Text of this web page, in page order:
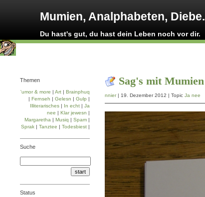
Mumien, Analphabeten, Diebe.
Du hast's gut, du hast dein Leben noch vor dir.
Sag's mit Mumien
nnier| 19. Dezember 2012 | Topic Ja nee
Themen
'umor & more | Art | Brainphuq
| Fernseh | Gelesn | Gulp |
Illiterarisches | In echt | Ja
nee | Klar jewesn |
Margaretha | Musiq | Spam |
Sprak | Tanztee | Todesbiest |
Suche
Status